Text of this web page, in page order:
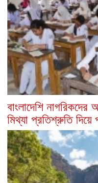
বাংলাদেশি
মিথ্যা প্রতিশ্রুতি দিয়ে